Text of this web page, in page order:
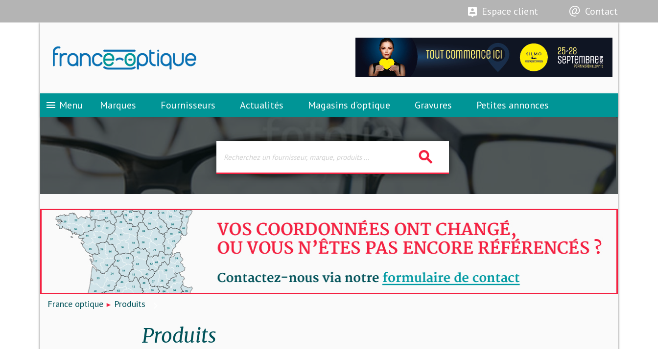
Espace client Contact
menu Menu Marques Fournisseurs Actualités Magasins d’optique Gravures Petites annonces
search
France optique Produits
Produits